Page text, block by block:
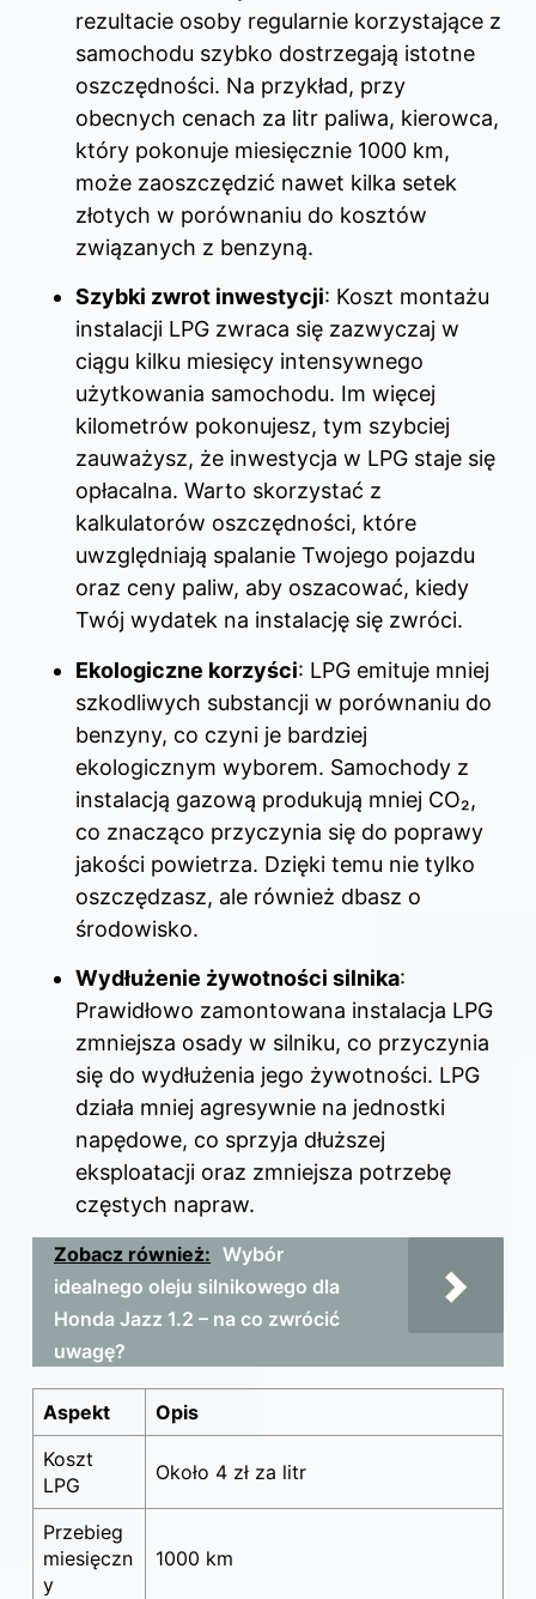
rezultacie osoby regularnie korzystające z
samochodu szybko dostrzegają istotne
oszczędności. Na przykład, przy
obecnych cenach za litr paliwa, kierowca,
który pokonuje miesięcznie 1000 km,
może zaoszczędzić nawet kilka setek
złotych w porównaniu do kosztów
związanych z benzyną.
Szybki zwrot inwestycji: Koszt montażu
instalacji LPG zwraca się zazwyczaj w
ciągu kilku miesięcy intensywnego
użytkowania samochodu. Im więcej
kilometrów pokonujesz, tym szybciej
zauważysz, że inwestycja w LPG staje się
opłacalna. Warto skorzystać z
kalkulatorów oszczędności, które
uwzględniają spalanie Twojego pojazdu
oraz ceny paliw, aby oszacować, kiedy
Twój wydatek na instalację się zwróci.
Ekologiczne korzyści: LPG emituje mniej
szkodliwych substancji w porównaniu do
benzyny, co czyni je bardziej
ekologicznym wyborem. Samochody z
instalacją gazową produkują mniej CO₂,
co znacząco przyczynia się do poprawy
jakości powietrza. Dzięki temu nie tylko
oszczędzasz, ale również dbasz o
środowisko.
Wydłużenie żywotności silnika:
Prawidłowo zamontowana instalacja LPG
zmniejsza osady w silniku, co przyczynia
się do wydłużenia jego żywotności. LPG
działa mniej agresywnie na jednostki
napędowe, co sprzyja dłuższej
eksploatacji oraz zmniejsza potrzebę
częstych napraw.
Zobacz również: Wybór
idealnego oleju silnikowego dla
Honda Jazz 1.2 – na co zwrócić
uwagę?
Aspekt
Opis
Koszt
LPG
Około 4 zł za litr
Przebieg
miesięczn
y
1000 km